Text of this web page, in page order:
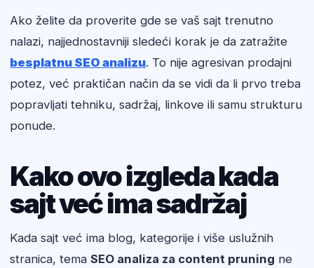
Ako želite da proverite gde se vaš sajt trenutno
nalazi, najjednostavniji sledeći korak je da zatražite
besplatnu SEO analizu. To nije agresivan prodajni
potez, već praktičan način da se vidi da li prvo treba
popravljati tehniku, sadržaj, linkove ili samu strukturu
ponude.
Kako ovo izgleda kada
sajt već ima sadržaj
Kada sajt već ima blog, kategorije i više uslužnih
stranica, tema SEO analiza za content pruning ne